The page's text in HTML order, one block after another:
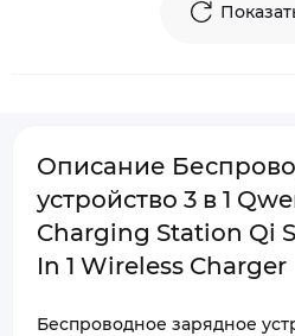
Описание
устройство 3 в 1
Charging Station Qi
In 1 Wireless Charger
Беспроводное зарядное